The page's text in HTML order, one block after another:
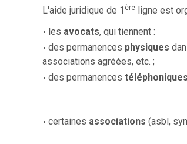
L'aide juridique de 1 ère ligne est
les avocats, qui tiennent :
des permanences physiques
associations agréées, etc. ;
des permanences téléphoniques
certaines associations (asbl,